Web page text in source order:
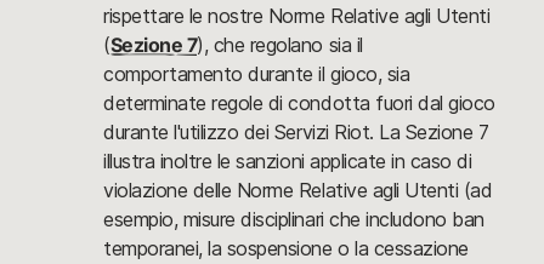
rispettare le nostre Norme Relative agli Utenti
(Sezione 7), che regolano sia il
comportamento durante il gioco, sia
determinate regole di condotta fuori dal gioco
durante l'utilizzo dei Servizi Riot. La Sezione 7
illustra inoltre le sanzioni applicate in caso di
violazione delle Norme Relative agli Utenti (ad
esempio, misure disciplinari che includono ban
temporanei, la sospensione o la cessazione